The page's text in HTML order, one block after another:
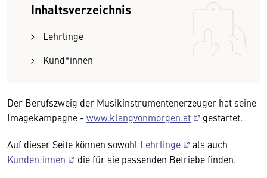
Inhaltsverzeichnis
Lehrlinge
Kund*innen
Der Berufszweig der Musikinstrumentenerzeuger hat seine
Imagekampagne - www.klangvonmorgen.at gestartet.
Auf dieser Seite können sowohl Lehrlinge
als auch
Kunden:innen
die für sie passenden Betriebe finden.